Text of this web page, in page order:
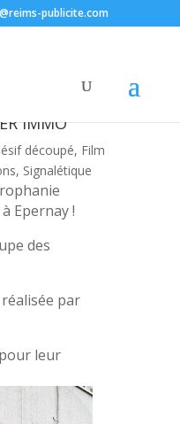
publicite.com
IMMO
découpé, Film
, Signalétique
Epernay !
des
réalisée par
leur